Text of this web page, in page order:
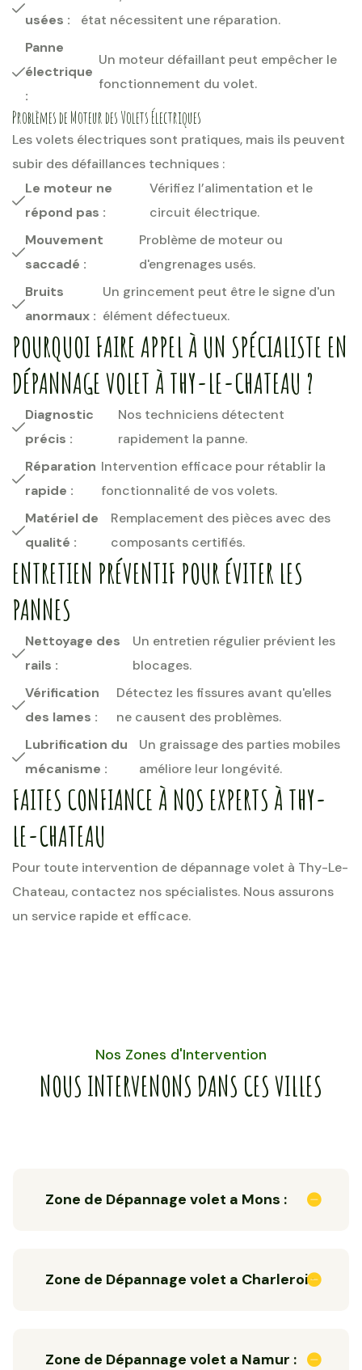
usées :
état nécessitent une réparation.
Panne
électrique
:
Un moteur défaillant peut empêcher le
fonctionnement du volet.
Problèmes de Moteur des Volets Électriques
Les volets électriques sont pratiques, mais ils peuvent
subir des défaillances techniques :
Le moteur ne
répond pas :
Vérifiez l’alimentation et le
circuit électrique.
Mouvement
saccadé :
Problème de moteur ou
d'engrenages usés.
Bruits
anormaux :
Un grincement peut être le signe d'un
élément défectueux.
POURQUOI FAIRE APPEL À UN SPÉCIALISTE EN
DÉPANNAGE VOLET À THY-LE-CHATEAU ?
Diagnostic
précis :
Nos techniciens détectent
rapidement la panne.
Réparation
rapide :
Intervention efficace pour rétablir la
fonctionnalité de vos volets.
Matériel de
qualité :
Remplacement des pièces avec des
composants certifiés.
ENTRETIEN PRÉVENTIF POUR ÉVITER LES
PANNES
Nettoyage des
rails :
Un entretien régulier prévient les
blocages.
Vérification
des lames :
Détectez les fissures avant qu'elles
ne causent des problèmes.
Lubrification du
mécanisme :
Un graissage des parties mobiles
améliore leur longévité.
FAITES CONFIANCE À NOS EXPERTS À THY-
LE-CHATEAU
Pour toute intervention de dépannage volet à Thy-Le-
Chateau, contactez nos spécialistes. Nous assurons
un service rapide et efficace.
Nos Zones d'Intervention
NOUS INTERVENONS DANS CES VILLES
Zone de Dépannage volet a Mons :
Zone de Dépannage volet a Charleroi :
Zone de Dépannage volet a Namur :